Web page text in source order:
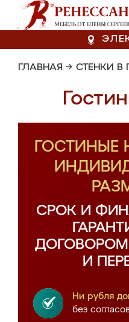
ГЛАВНАЯ → СТЕНКИ В
ГОСТИНЫЕ
СРОК И
ДОГОВОРОМ
И
Ни рубля
без